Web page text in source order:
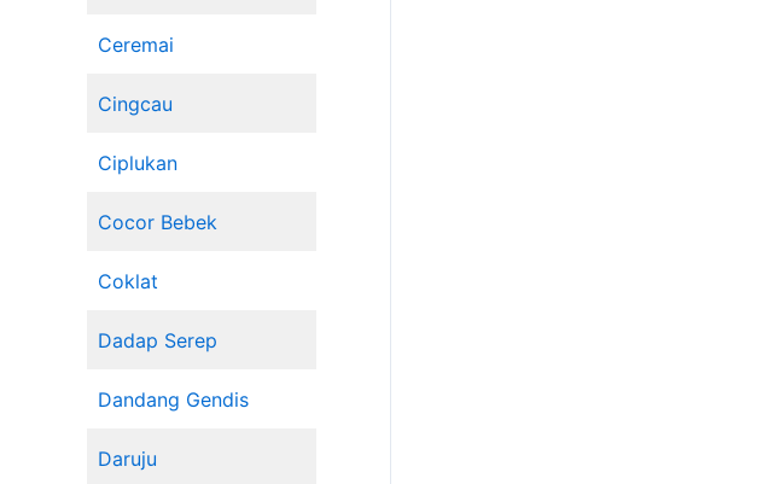
Ceremai
Cingcau
Ciplukan
Cocor Bebek
Coklat
Dadap Serep
Dandang Gendis
Daruju